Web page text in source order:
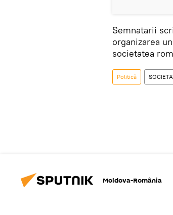
Semnatarii
organizarea
societatea
Politică
Moldova-România